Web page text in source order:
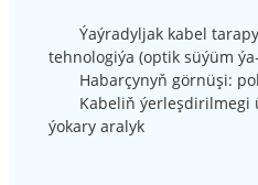
Ýaýradyljak kabel
tehnologiýa (optik süýüm
Habarçynyň görnüşi:
Kabeliň
ýokary aralyk